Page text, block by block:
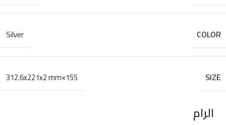
COLOR
Silver
SIZE
155×312.6x221x2 mm
الرام